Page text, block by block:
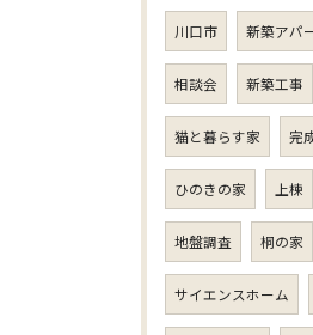
川口市 新築アパ
相談会 新築工事
猫と暮らす家 完
ひのきの家 上棟
地盤調査 桐の家
サイエンスホーム